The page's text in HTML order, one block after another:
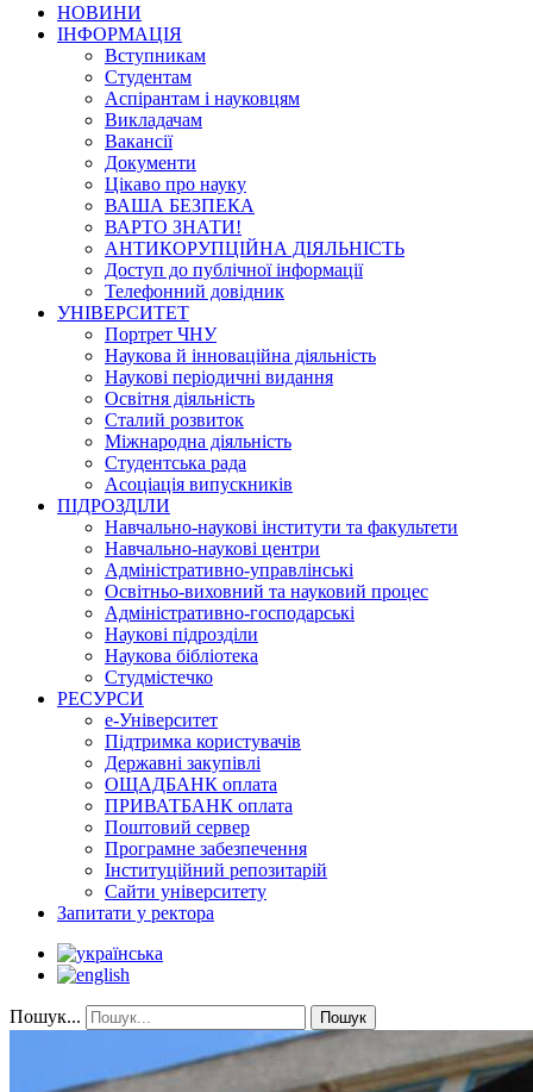
НОВИНИ
ІНФОРМАЦІЯ
Вступникам
Студентам
Аспірантам і науковцям
Викладачам
Вакансії
Документи
Цікаво про науку
ВАША БЕЗПЕКА
ВАРТО ЗНАТИ!
АНТИКОРУПЦІЙНА ДІЯЛЬНІСТЬ
Доступ до публічної інформації
Телефонний довідник
УНІВЕРСИТЕТ
Портрет ЧНУ
Наукова й інноваційна діяльність
Наукові періодичні видання
Освітня діяльність
Сталий розвиток
Міжнародна діяльність
Студентська рада
Асоціація випускників
ПІДРОЗДІЛИ
Навчально-наукові інститути та факультети
Навчально-наукові центри
Адміністративно-управлінські
Освітньо-виховний та науковий процес
Адміністративно-господарські
Наукові підрозділи
Наукова бібліотека
Студмістечко
РЕСУРСИ
е-Університет
Підтримка користувачів
Державні закупівлі
ОЩАДБАНК оплата
ПРИВАТБАНК оплата
Поштовий сервер
Програмне забезпечення
Інституційний репозитарій
Сайти університету
Запитати у ректора
Пошук... Пошук